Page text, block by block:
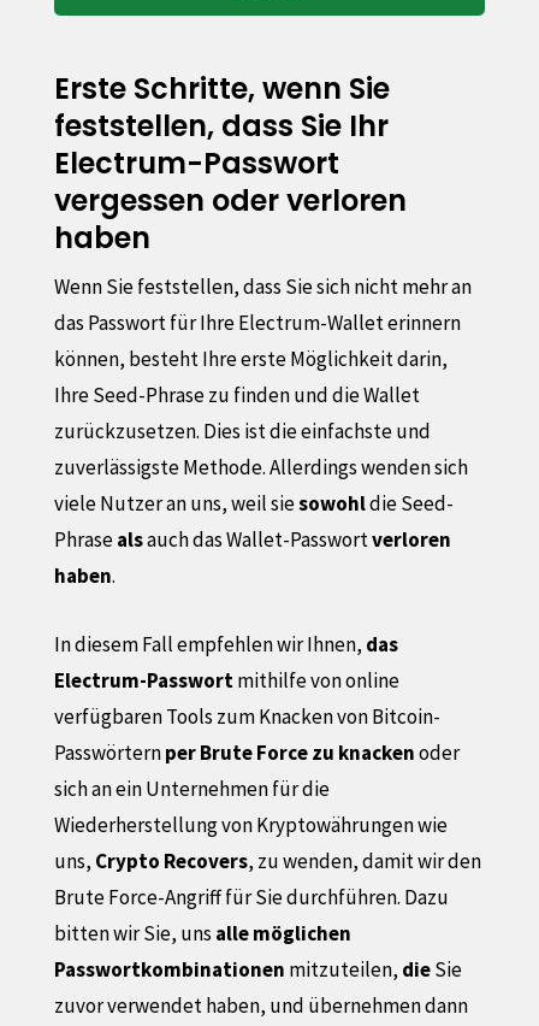
Erste Schritte, wenn Sie
feststellen, dass Sie Ihr
Electrum-Passwort
vergessen oder verloren
haben
Wenn Sie feststellen, dass Sie sich nicht mehr an
das Passwort für Ihre Electrum-Wallet erinnern
können, besteht Ihre erste Möglichkeit darin,
Ihre Seed-Phrase zu finden und die Wallet
zurückzusetzen. Dies ist die einfachste und
zuverlässigste Methode. Allerdings wenden sich
viele Nutzer an uns, weil siesowohldie Seed-
Phrasealsauch das Wallet-Passwortverloren
haben.
In diesem Fall empfehlen wir Ihnen, das
Electrum-Passwortmithilfe von online
verfügbaren Tools zum Knacken von Bitcoin-
Passwörternper Brute Force zu knackenoder
sich an ein Unternehmen für die
Wiederherstellung von Kryptowährungen wie
uns, Crypto Recovers, zu wenden, damit wir den
Brute Force-Angriff für Sie durchführen. Dazu
bitten wir Sie, uns alle möglichen
Passwortkombinationen mitzuteilen, dieSie
zuvor verwendet haben, und übernehmen dann